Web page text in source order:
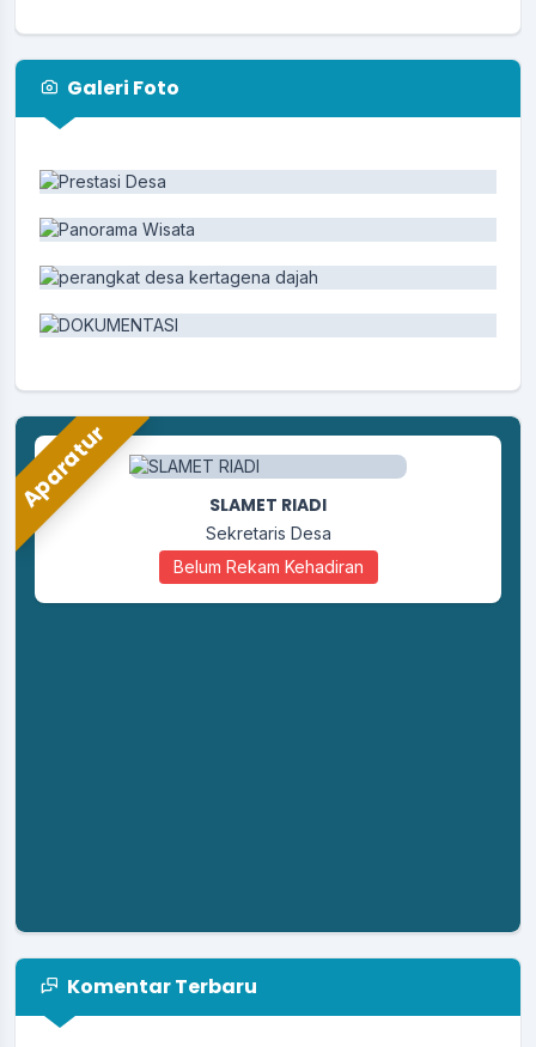
Galeri Foto
Aparatur SLAMET RIADI
Sekretaris Desa
Belum Rekam Kehadiran
Komentar Terbaru